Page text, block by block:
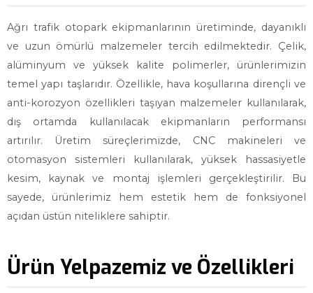
Ağrı trafik otopark ekipmanlarının üretiminde, dayanıklı
ve uzun ömürlü malzemeler tercih edilmektedir. Çelik,
alüminyum ve yüksek kalite polimerler, ürünlerimizin
temel yapı taşlarıdır. Özellikle, hava koşullarına dirençli ve
anti-korozyon özellikleri taşıyan malzemeler kullanılarak,
dış ortamda kullanılacak ekipmanların performansı
artırılır. Üretim süreçlerimizde, CNC makineleri ve
otomasyon sistemleri kullanılarak, yüksek hassasiyetle
kesim, kaynak ve montaj işlemleri gerçekleştirilir. Bu
sayede, ürünlerimiz hem estetik hem de fonksiyonel
açıdan üstün niteliklere sahiptir.
Ürün Yelpazemiz ve Özellikleri